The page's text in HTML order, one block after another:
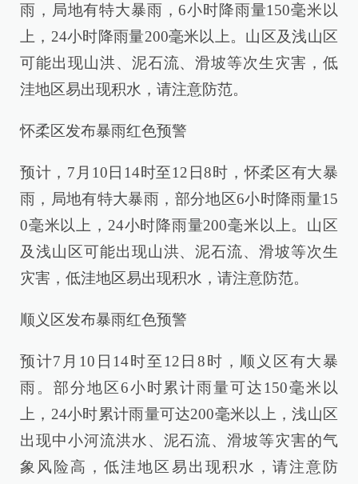
雨，局地有特大暴雨，6小时降雨量150毫米以
上，24小时降雨量200毫米以上。山区及浅山区
可能出现山洪、泥石流、滑坡等次生灾害，低
洼地区易出现积水，请注意防范。
怀柔区发布暴雨红色预警
预计，7月10日14时至12日8时，怀柔区有大暴
雨，局地有特大暴雨，部分地区6小时降雨量15
0毫米以上，24小时降雨量200毫米以上。山区
及浅山区可能出现山洪、泥石流、滑坡等次生
灾害，低洼地区易出现积水，请注意防范。
顺义区发布暴雨红色预警
预计7月10日14时至12日8时，顺义区有大暴
雨。部分地区6小时累计雨量可达150毫米以
上，24小时累计雨量可达200毫米以上，浅山区
出现中小河流洪水、泥石流、滑坡等灾害的气
象风险高，低洼地区易出现积水，请注意防